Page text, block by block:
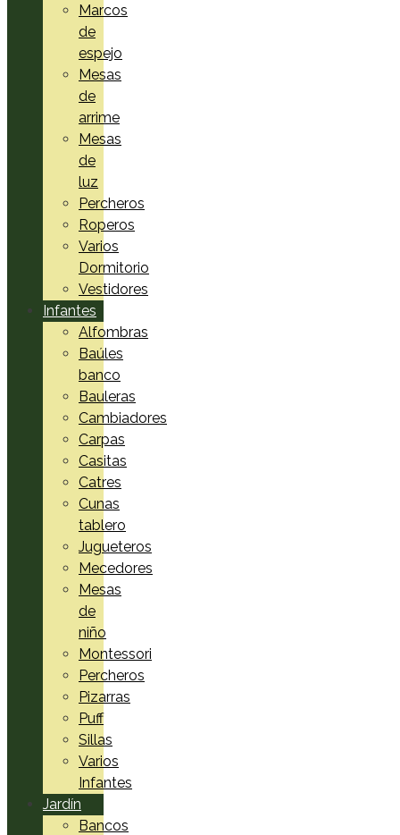
Marcos
de
espejo
Mesas
de
arrime
Mesas
de
luz
Percheros
Roperos
Varios
Dormitorio
Vestidores
Infantes
Alfombras
Baúles
banco
Bauleras
Cambiadores
Carpas
Casitas
Catres
Cunas
tablero
Jugueteros
Mecedores
Mesas
de
niño
Montessori
Percheros
Pizarras
Puff
Sillas
Varios
Infantes
Jardín
Bancos